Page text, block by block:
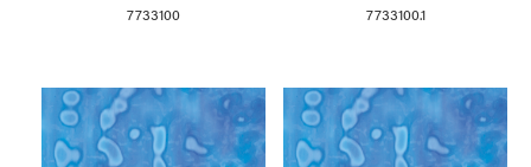
7733100 7733100.1